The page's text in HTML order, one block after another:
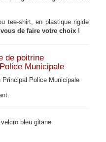
tee-shirt, en plastique rigide
de faire votre choix !
de poitrine
Municipale
Police Municipale
bleu gitane